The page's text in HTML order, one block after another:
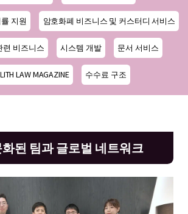
지원 암호화폐 비즈니스 및 커스터디 서비스
련 비즈니스 시스템 개발 문서 서비스
LAW MAGAZINE 수수료 구조
된 팀과 글로벌 네트워크